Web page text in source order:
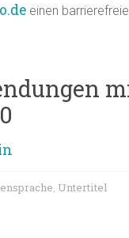
einen
, Untertitel